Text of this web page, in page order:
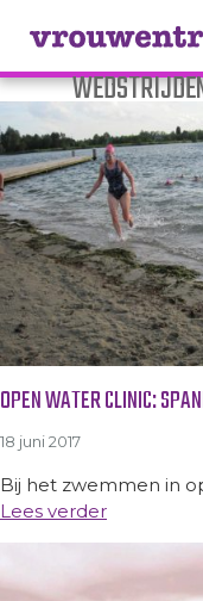
Tag
OPEN WATER CLINIC:
18 juni 2017
Bij het zwemmen in
Lees verder